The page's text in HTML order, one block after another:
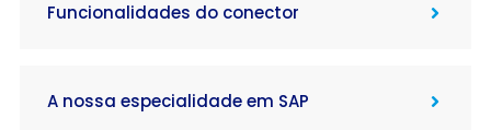
Funcionalidades do conector
A nossa especialidade em SAP